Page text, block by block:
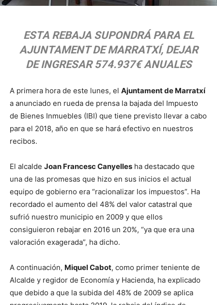
ESTA REBAJA SUPONDRÁ PARA EL
AJUNTAMENT DE MARRATXÍ, DEJAR
DE INGRESAR 574.937€ ANUALES
A primera hora de este lunes, el Ajuntament de Marratxí
a anunciado en rueda de prensa la bajada del Impuesto
de Bienes Inmuebles (IBI) que tiene previsto llevar a cabo
para el 2018, año en que se hará efectivo en nuestros
recibos.
El alcalde Joan Francesc Canyelles ha destacado que
una de las promesas que hizo en sus inicios el actual
equipo de gobierno era “racionalizar los impuestos”. Ha
recordado el aumento del 48% del valor catastral que
sufrió nuestro municipio en 2009 y que ellos
consiguieron rebajar en 2016 un 20%, “ya que era una
valoración exagerada”, ha dicho.
A continuación, Miquel Cabot, como primer teniente de
Alcalde y regidor de Economía y Hacienda, ha explicado
que debido a que la subida del 48% de 2009 se aplica